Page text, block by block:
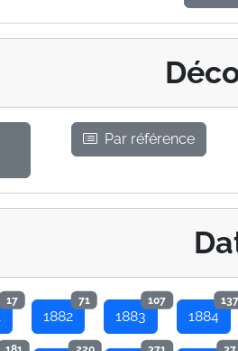
Par référence
17
1882
71
1883
107
1884
137